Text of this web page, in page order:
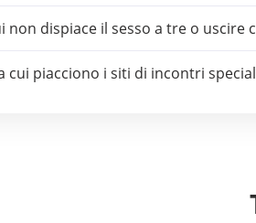
dispiace il sesso a tre o uscire
cui piacciono i siti di incontri